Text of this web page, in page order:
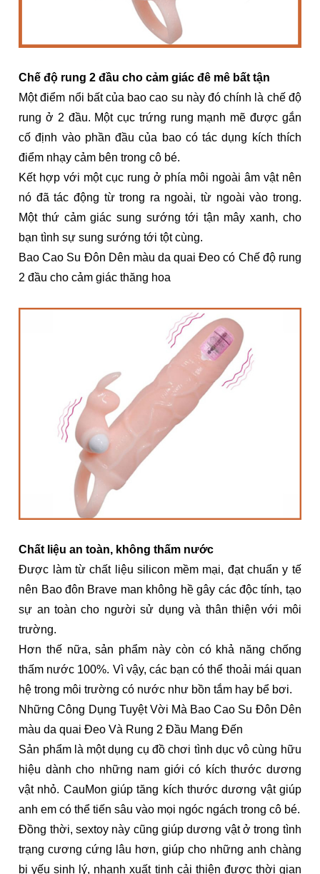
Chế độ rung 2 đầu cho cảm giác đê mê bất tận
Một điểm nổi bất của bao cao su này đó chính là chế độ
rung ở 2 đầu. Một cục trứng rung mạnh mẽ được gắn
cố định vào phần đầu của bao có tác dụng kích thích
điểm nhạy cảm bên trong cô bé.
Kết hợp với một cục rung ở phía môi ngoài âm vật nên
nó đã tác động từ trong ra ngoài, từ ngoài vào trong.
Một thứ cảm giác sung sướng tới tận mây xanh, cho
bạn tình sự sung sướng tới tột cùng.
Bao Cao Su Đôn Dên màu da quai Đeo có Chế độ rung
2 đầu cho cảm giác thăng hoa
Chất liệu an toàn, không thấm nước
Được làm từ chất liệu silicon mềm mại, đạt chuẩn y tế
nên Bao đôn Brave man không hề gây các độc tính, tạo
sự an toàn cho người sử dụng và thân thiện với môi
trường.
Hơn thế nữa, sản phẩm này còn có khả năng chống
thấm nước 100%. Vì vậy, các bạn có thể thoải mái quan
hệ trong môi trường có nước như bồn tắm hay bể bơi.
Những Công Dụng Tuyệt Vời Mà Bao Cao Su Đôn Dên
màu da quai Đeo Và Rung 2 Đầu Mang Đến
Sản phẩm là một dụng cụ đồ chơi tình dục vô cùng hữu
hiệu dành cho những nam giới có kích thước dương
vật nhỏ. CauMon giúp tăng kích thước dương vật giúp
anh em có thể tiến sâu vào mọi ngóc ngách trong cô bé.
Đồng thời, sextoy này cũng giúp dương vật ở trong tình
trạng cương cứng lâu hơn, giúp cho những anh chàng
bị yếu sinh lý, nhanh xuất tinh cải thiện được thời gian